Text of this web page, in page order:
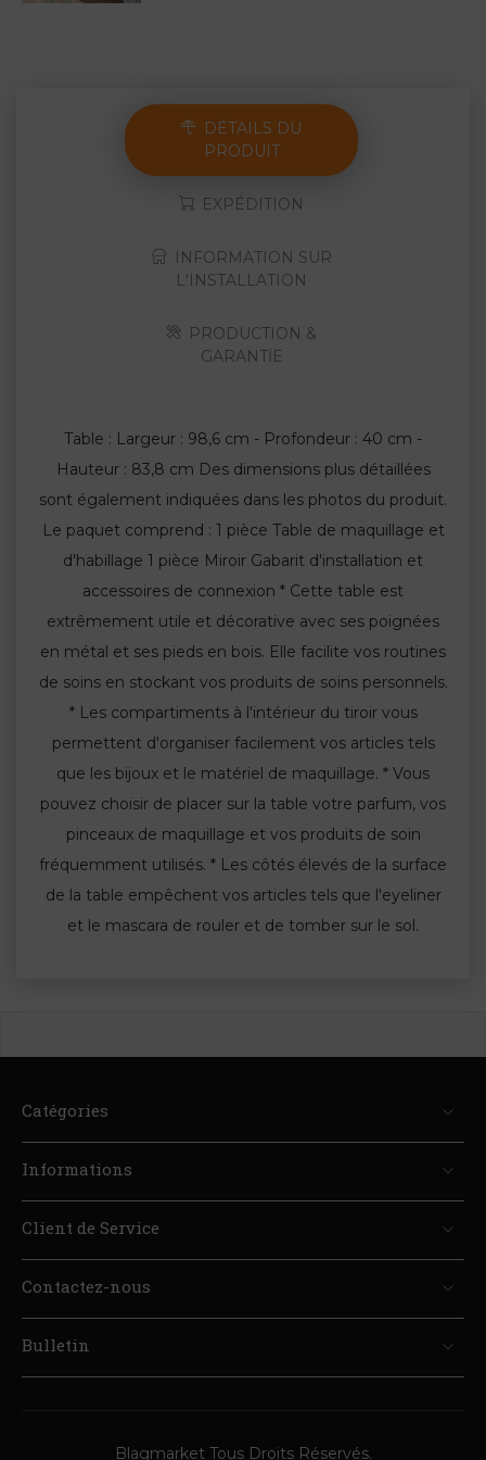
DÉTAILS DU
PRODUIT
EXPÉDITION
INFORMATION SUR
L'INSTALLATION
PRODUCTION &
GARANTİE
Table : Largeur : 98,6 cm - Profondeur : 40 cm -
Hauteur : 83,8 cm Des dimensions plus détaillées
sont également indiquées dans les photos du produit.
Le paquet comprend : 1 pièce Table de maquillage et
d'habillage 1 pièce Miroir Gabarit d'installation et
accessoires de connexion * Cette table est
extrêmement utile et décorative avec ses poignées
en métal et ses pieds en bois. Elle facilite vos routines
de soins en stockant vos produits de soins personnels.
* Les compartiments à l'intérieur du tiroir vous
permettent d'organiser facilement vos articles tels
que les bijoux et le matériel de maquillage. * Vous
pouvez choisir de placer sur la table votre parfum, vos
pinceaux de maquillage et vos produits de soin
fréquemment utilisés. * Les côtés élevés de la surface
de la table empêchent vos articles tels que l'eyeliner
et le mascara de rouler et de tomber sur le sol.
Catégories
Informations
Client de Service
Contactez-nous
Bulletin
Blagmarket Tous Droits Réservés.